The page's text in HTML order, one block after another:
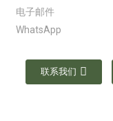
电子邮件
WhatsApp
联系我们